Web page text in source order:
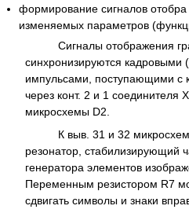
формирование сигналов
изменяемых параметров
Сигналы отображения
синхронизируются
импульсами, поступающими с
через конт. 2 и 1 соединителя
микросхемы D2.
К выв. 31 и 32
резонатор, стабилизирующий
генератора элементов
Переменным резистором R7
сдвигать символы и знаки